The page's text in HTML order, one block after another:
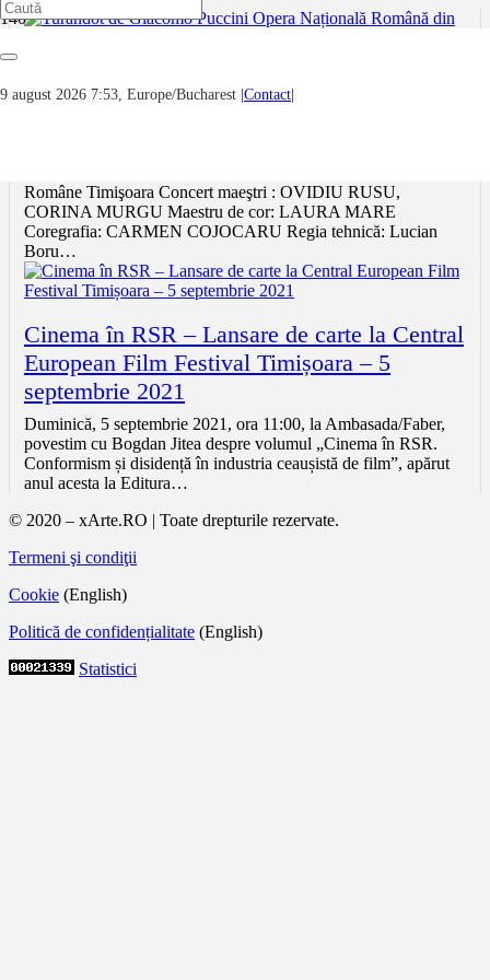
9 august 2026 7:53, Europe/Bucharest |Contact|
Turandot de Giacomo Puccini Opera
Națională Română din Timișoara –
Române Timişoara Concert maeştri : OVIDIU RUSU,
CORINA MURGU Maestru de cor: LAURA MARE
Coregrafia: CARMEN COJOCARU Regia tehnică: Lucian
Boru…
Cinema în RSR – Lansare de carte la Central
European Film Festival Timișoara – 5
septembrie 2021
Duminică, 5 septembrie 2021, ora 11:00, la Ambasada/Faber,
povestim cu Bogdan Jitea despre volumul „Cinema în RSR.
Conformism și disidență în industria ceaușistă de film”, apărut
anul acesta la Editura…
© 2020 – xArte.RO | Toate drepturile rezervate.
Termeni şi condiţii
Cookie (English)
Politică de confidențialitate (English)
Statistici